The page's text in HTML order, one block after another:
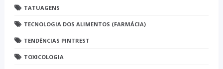
TATUAGENS
TECNOLOGIA DOS ALIMENTOS (FARMÁCIA)
TENDÊNCIAS PINTREST
TOXICOLOGIA